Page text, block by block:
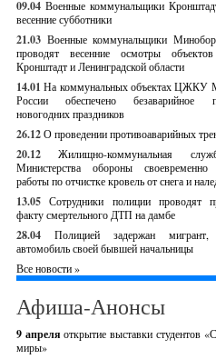
09.04 Военные коммунальщики
весенние субботники
21.03 Военные коммунальщики
проводят весенние осмотры
Кронштадт и Ленинградской области
14.01 На коммунальных объектах ЦЖКУ
России обеспечено безаварийное
новогодних праздников
26.12О проведении противоаварийных
20.12
Жилищно-коммунальная
Министерства обороны своевременно
работы по отчистке кровель от снега и
13.05 Сотрудники полиции проводят
факту смертельного ДТП на дамбе
28.04
Полицией задержан мигрант,
автомобиль своей бывшей начальницы
Все новости »
Афиша-Анонсы
9 апреляоткрытие выставки студентов
миры»